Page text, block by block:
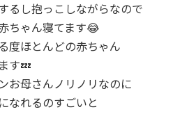
るし抱っこしながらなので
ちゃん寝てます😂
度ほとんどの赤ちゃん
す💤
お母さんノリノリなのに
なれるのすごいと